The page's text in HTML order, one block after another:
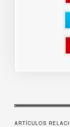
ARTÍCULOS